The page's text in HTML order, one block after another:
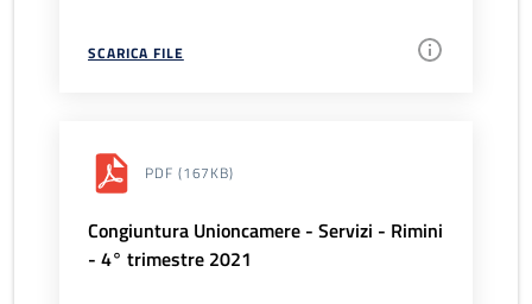
SCARICA FILE
PDF (167KB)
Congiuntura Unioncamere - Servizi - Rimini
- 4° trimestre 2021